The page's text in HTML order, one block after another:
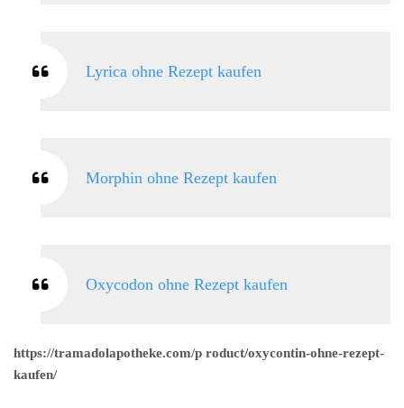
Lyrica ohne Rezept kaufen
Morphin ohne Rezept kaufen
Oxycodon ohne Rezept kaufen
https://tramadolapotheke.com/p roduct/oxycontin-ohne-rezept-
kaufen/